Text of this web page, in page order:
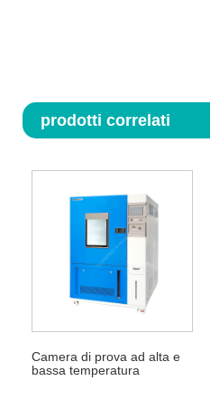
prodotti correlati
Camera di prova ad alta e
bassa temperatura